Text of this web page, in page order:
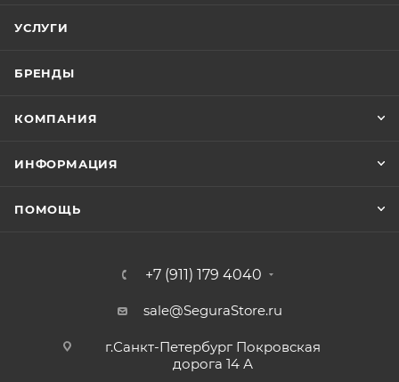
УСЛУГИ
БРЕНДЫ
КОМПАНИЯ
ИНФОРМАЦИЯ
ПОМОЩЬ
+7 (911) 179 4040
sale@SeguraStore.ru
г.Санкт-Петербург Покровская
дорога 14 А